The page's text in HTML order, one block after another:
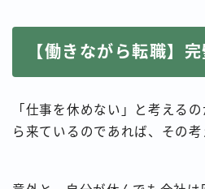
【働きながら転職】
「仕事を休めない」と考える
ら来ているのであれば、その考